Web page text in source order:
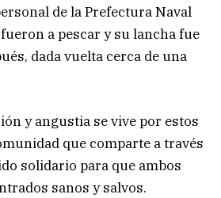
de la Prefectura Naval
a pescar y su lancha fue
dada vuelta cerca de una
y angustia se vive por estos
que comparte a través
solidario para que ambos
sanos y salvos.